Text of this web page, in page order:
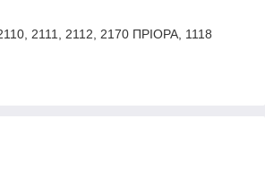
2111, 2112, 2170 ПРІОРА, 1118